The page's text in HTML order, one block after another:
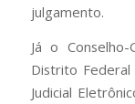
julgamento.
Já o
Distrito
Judicial